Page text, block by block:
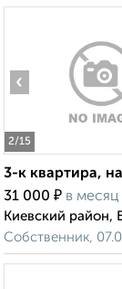
2/15
‹
3-к квартира,
31 000 ₽ в месяц
Киевский район,
Собственник,